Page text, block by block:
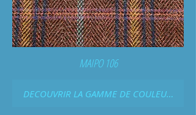
MAIPO 106
DECOUVRIR LA GAMME DE COULEURS